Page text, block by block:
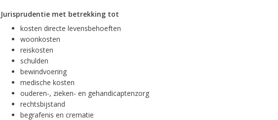
Jurisprudentie met betrekking tot
kosten directe levensbehoeften
woonkosten
reiskosten
schulden
bewindvoering
medische kosten
ouderen-, zieken- en gehandicaptenzorg
rechtsbijstand
begrafenis en crematie